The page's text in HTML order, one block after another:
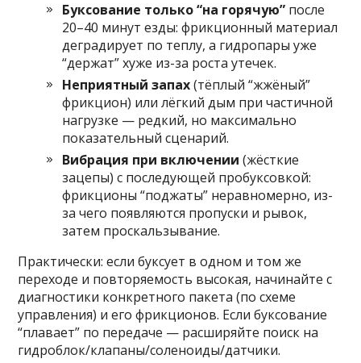
Буксование только “на горячую” после
20–40 минут езды: фрикционный материал
деградирует по теплу, а гидропары уже
“держат” хуже из-за роста утечек.
Неприятный запах(тёплый “жжёный”
фрикцион) или лёгкий дым при частичной
нагрузке — редкий, но максимально
показательный сценарий.
Вибрация при включении (жёсткие
зацепы) с последующей пробуксовкой:
фрикционы “поджаты” неравномерно, из-
за чего появляются пропуски и рывок,
затем проскальзывание.
Практически: если буксует в одном и том же
переходе и повторяемость высокая, начинайте с
диагностики конкретного пакета (по схеме
управления) и его фрикционов. Если буксование
“плавает” по передаче — расширяйте поиск на
гидроблок/клапаны/соленоиды/датчики.